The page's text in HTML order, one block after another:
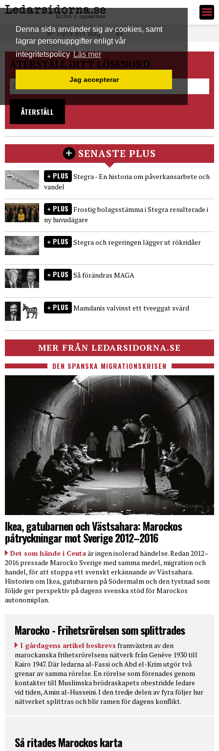
Denna sida använder sig av cookies, samt
lagrar personuppgifter enligt vår
integritetspolicyLäs mer
Jag accepterar
Ledarsidorna.se
Tipsa oss idag
ÅTERSTÄLL DITT LÖSENORD
ÅTERSTÄLL
SENASTE PLUS
PLUS Stegra - En historia om påverkansarbete och
vandel
PLUS Frostig bolagsstämma i Stegra resulterade i
ny huvudägare
PLUS Stegra och regeringen lägger ut rökridåer
PLUS Så förändras MAGA
PLUS Mamdanis valvinst ett tveeggat svärd
MER FRÅN LEDARSIDORNA.SE
DEN SPANSKA MIGRATIONSKRISEN
Ikea, gatubarnen och Västsahara: Marockos
påtryckningar mot Sverige 2012–2016
Det som hände i Ceutaär ingen isolerad händelse. Redan 2012–
2016 pressade Marocko Sverige med samma medel, migration och
handel, för att stoppa ett svenskt erkännande av Västsahara.
Historien om Ikea, gatubarnen på Södermalm och den tystnad som
följde ger perspektiv på dagens svenska stöd för Marockos
autonomiplan.
Marocko - Frihetsrörelsen som splittrades
I gårdagens artikel beskrevs framväxten av den
marockanska frihetsrörelsens nätverk från Genève 1930 till
Kairo 1947. Där ledarna al-Fassi och Abd el-Krim utgör två
grenar av samma rörelse. En rörelse som förenades genom
kontakter till Muslimska brödraskapets obestridde ledare
vid tiden, Amin al-Husseini. I den tredje delen av fyra följer hur
nätverket splittras och blir ramen för dagens konflikt.
Så ritades Marockos karta